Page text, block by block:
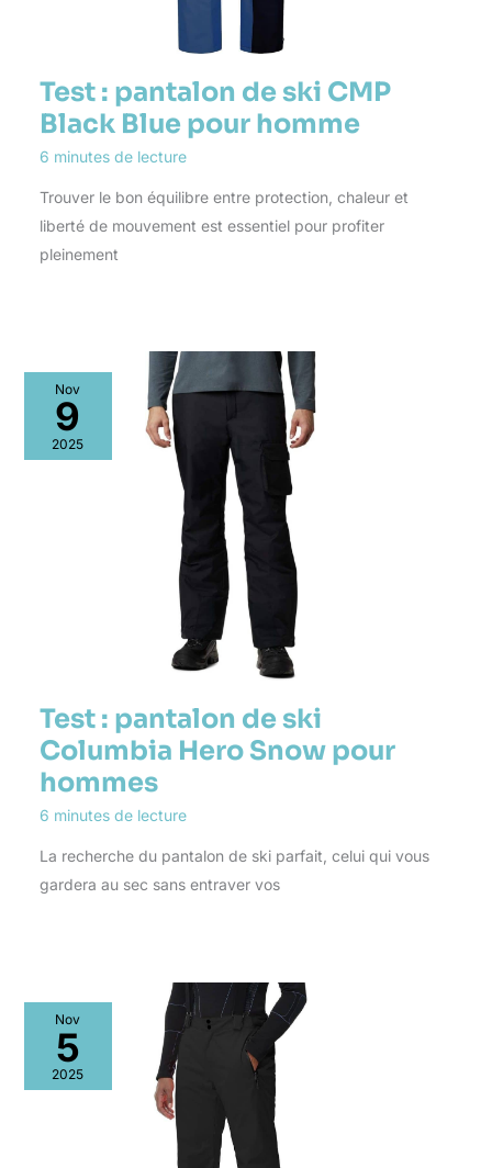
Test : pantalon de ski CMP
Black Blue pour homme
6 minutes de lecture
Trouver le bon équilibre entre protection, chaleur et
liberté de mouvement est essentiel pour profiter
pleinement
Nov
9
2025
Test : pantalon de ski
Columbia Hero Snow pour
hommes
6 minutes de lecture
La recherche du pantalon de ski parfait, celui qui vous
gardera au sec sans entraver vos
Nov
5
2025